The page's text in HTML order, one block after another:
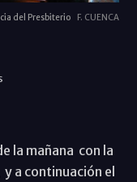
del Presbiterio F. CUENCA
la mañana con la
a continuación el